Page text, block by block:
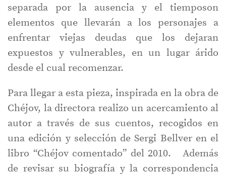
separada por la ausencia y el tiemposon
elementos que llevarán a los personajes a
enfrentar viejas deudas que los dejaran
expuestos y vulnerables, en un lugar árido
desde el cual recomenzar.
Para llegar a esta pieza, inspirada en la obra de
Chéjov, la directora realizo un acercamiento al
autor a través de sus cuentos, recogidos en
una edición y selección de Sergi Bellver en el
libro “Chéjov comentado” del 2010. Además
de revisar su biografía y la correspondencia